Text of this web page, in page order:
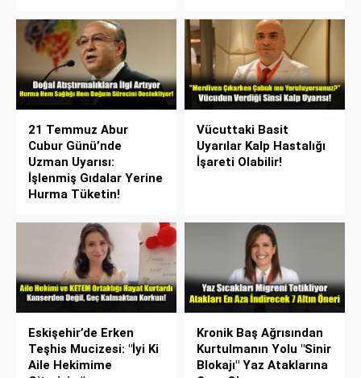
21 Temmuz Abur
Cubur Günü’nde
Uzman Uyarısı:
İşlenmiş Gıdalar Yerine
Hurma Tüketin!
Vücuttaki Basit
Uyarılar Kalp Hastalığı
İşareti Olabilir!
Eskişehir’de Erken
Teşhis Mucizesi: "İyi Ki
Aile Hekimime
Kronik Baş Ağrısından
Kurtulmanın Yolu "Sinir
Blokajı" Yaz Ataklarına